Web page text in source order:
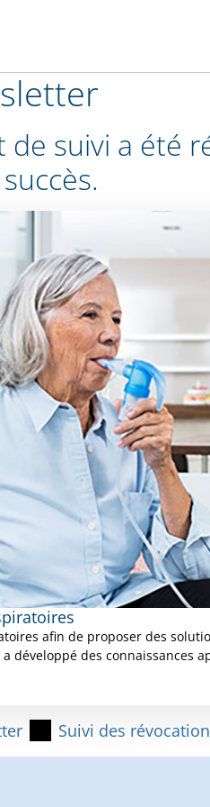
suivi a été
succès.
afin de proposer des
développé des connaissances
Suivi des